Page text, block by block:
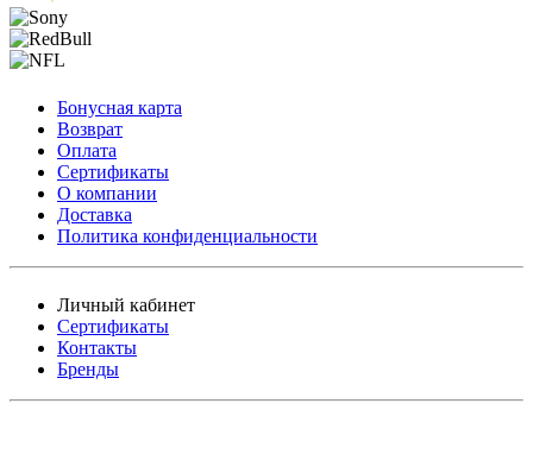
Бонусная карта
Возврат
Оплата
Сертификаты
О компании
Доставка
Политика конфиденциальности
Личный кабинет
Сертификаты
Контакты
Бренды